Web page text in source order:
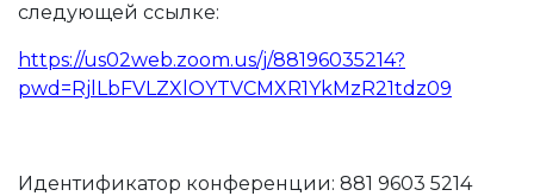
следующей ссылке:
https://us02web.zoom.us/j/88196035214?
pwd=RjlLbFVLZXlOYTVCMXR1YkMzR21tdz09
Идентификатор конференции: 881 9603 5214